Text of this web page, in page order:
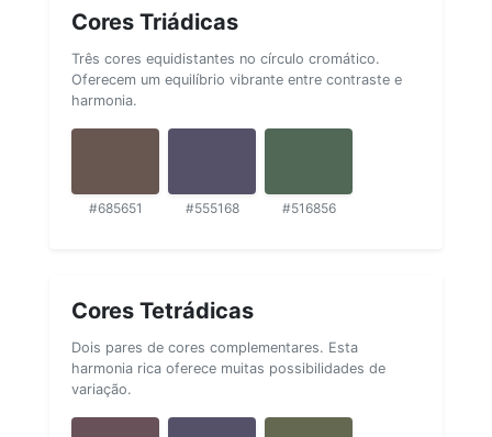
Cores Triádicas
Três cores equidistantes no círculo cromático.
Oferecem um equilíbrio vibrante entre contraste e
harmonia.
#685651 #555168 #516856
Cores Tetrádicas
Dois pares de cores complementares. Esta
harmonia rica oferece muitas possibilidades de
variação.